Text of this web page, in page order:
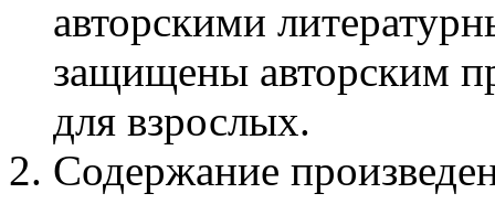
авторскими
защищены авторским
для взрослых.
Содержание